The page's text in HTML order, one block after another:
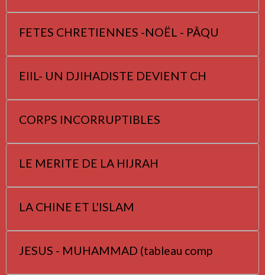
FETES CHRETIENNES -NOËL - PÂQU
EIIL- UN DJIHADISTE DEVIENT CH
CORPS INCORRUPTIBLES
LE MERITE DE LA HIJRAH
LA CHINE ET L'ISLAM
JESUS - MUHAMMAD (tableau comp